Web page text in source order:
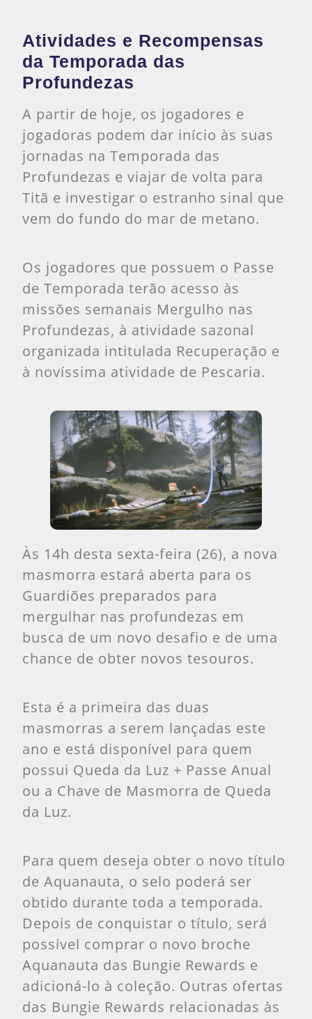
Atividades e Recompensas
da Temporada das
Profundezas
A partir de hoje, os jogadores e
jogadoras podem dar início às suas
jornadas na Temporada das
Profundezas e viajar de volta para
Titã e investigar o estranho sinal que
vem do fundo do mar de metano.
Os jogadores que possuem o Passe
de Temporada terão acesso às
missões semanais Mergulho nas
Profundezas, à atividade sazonal
organizada intitulada Recuperação e
à novíssima atividade de Pescaria.
Às 14h desta sexta-feira (26), a nova
masmorra estará aberta para os
Guardiões preparados para
mergulhar nas profundezas em
busca de um novo desafio e de uma
chance de obter novos tesouros.
Esta é a primeira das duas
masmorras a serem lançadas este
ano e está disponível para quem
possui Queda da Luz + Passe Anual
ou a Chave de Masmorra de Queda
da Luz.
Para quem deseja obter o novo título
de Aquanauta, o selo poderá ser
obtido durante toda a temporada.
Depois de conquistar o título, será
possível comprar o novo broche
Aquanauta das Bungie Rewards e
adicioná-lo à coleção. Outras ofertas
das Bungie Rewards relacionadas às